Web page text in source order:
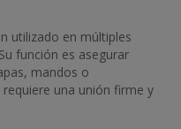
utilizado en múltiples
función es asegurar
mandos o
una unión firme y